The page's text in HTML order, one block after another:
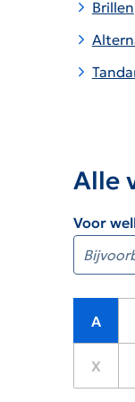
Brillen
Alle
Voor
A
X